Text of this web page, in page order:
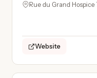
Rue du Grand Hospice
Website